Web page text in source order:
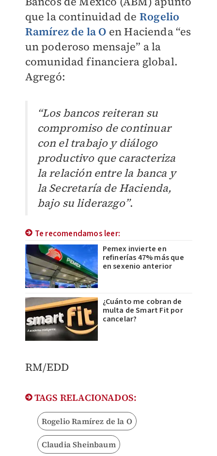
que la continuidad de Rogelio
Ramírez de la O en Hacienda “es
un poderoso mensaje” a la
comunidad financiera global.
Agregó:
“Los bancos reiteran su
compromiso de continuar
con el trabajo y diálogo
productivo que caracteriza
la relación entre la banca y
la Secretaría de Hacienda,
bajo su liderazgo”.
Te recomendamos leer:
Pemex invierte en
refinerías 47% más que
en sexenio anterior
¿Cuánto me cobran de
multa de Smart Fit por
cancelar?
RM/EDD
TAGS RELACIONADOS:
Rogelio Ramírez de la O
Claudia Sheinbaum